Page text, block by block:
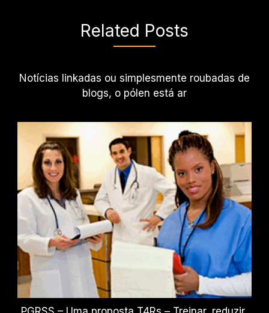
Related Posts
Notícias linkadas ou simplesmente roubadas de
blogs, o pólen está ar